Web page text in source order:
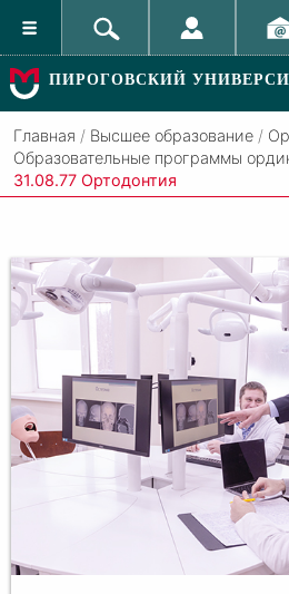
ПИРОГОВСКИЙ
Главная / Высшее образование /
Образовательные программы
31.08.77 Ортодонтия